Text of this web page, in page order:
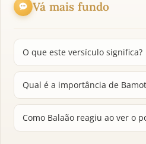
Vá mais fundo
O que este versículo significa?
Qual é a importância de
Como Balaão reagiu ao ver o